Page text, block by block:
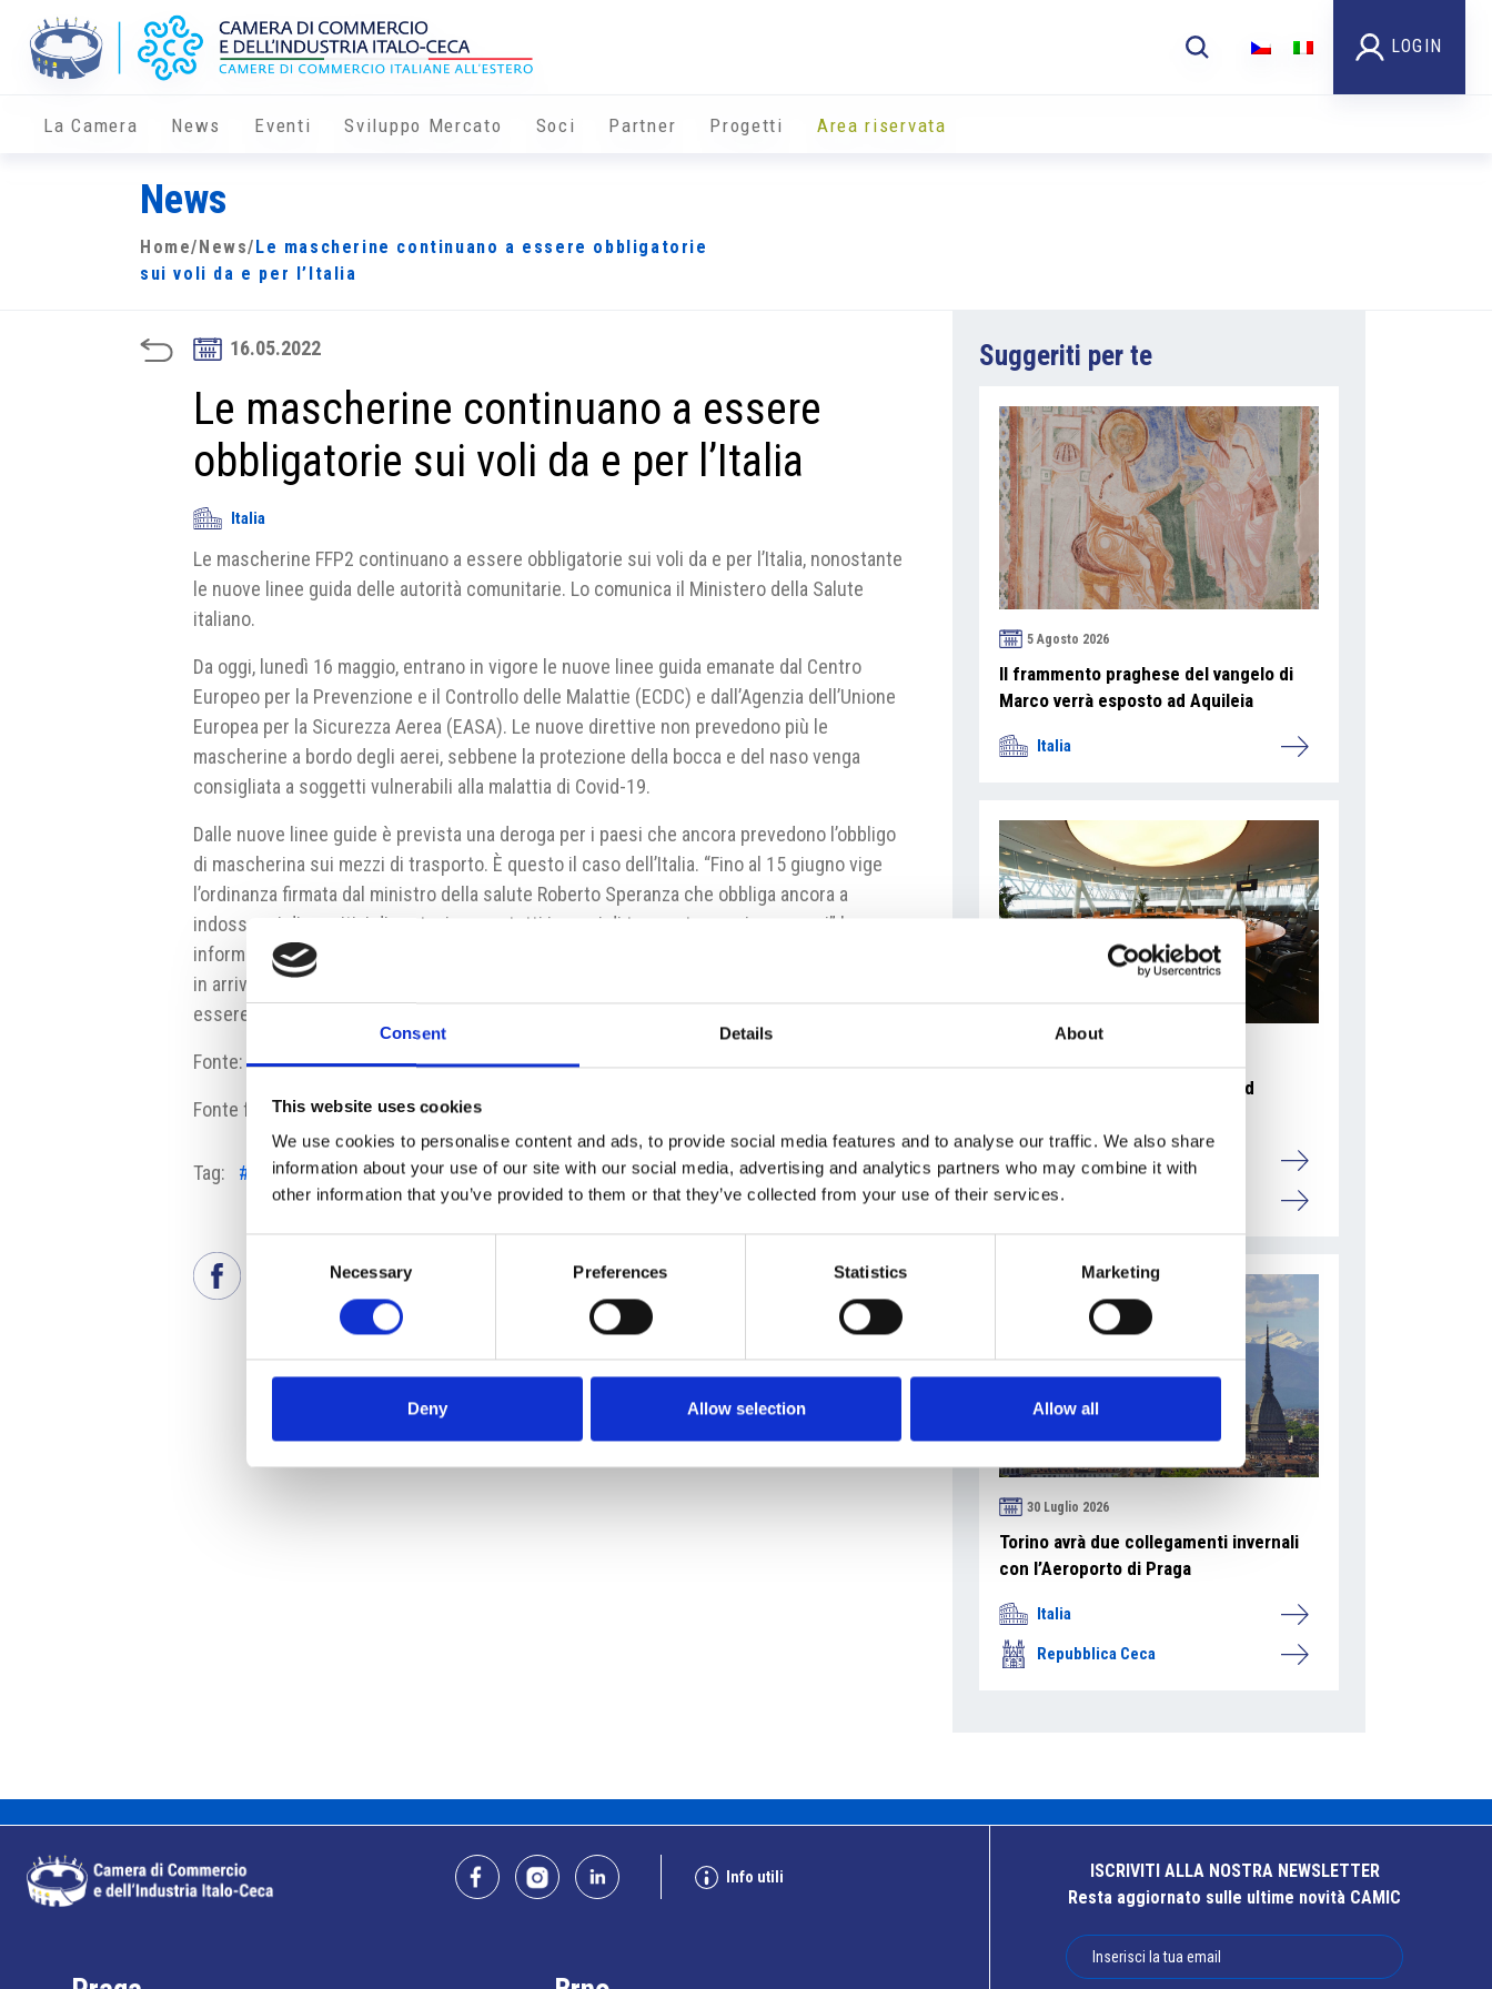
Consent Details About
This website uses cookies
We use cookies to personalise content and ads, to provide social media features and to analyse our traffic. We also share
information about your use of our site with our social media, advertising and analytics partners who may combine it with
other information that you’ve provided to them or that they’ve collected from your use of their services.
Necessary Preferences Statistics Marketing
Deny Allow selection Allow all
LOGIN
La Camera News Eventi Sviluppo Mercato Soci Partner Progetti Area riservata
News
Home/ News/ Le mascherine continuano a essere obbligatorie
sui voli da e per l’Italia
16.05.2022
Le mascherine continuano a essere
obbligatorie sui voli da e per l’Italia
Italia
Le mascherine FFP2 continuano a essere obbligatorie sui voli da e per l’Italia, nonostante
le nuove linee guida delle autorità comunitarie. Lo comunica il Ministero della Salute
italiano.
Da oggi, lunedì 16 maggio, entrano in vigore le nuove linee guida emanate dal Centro
Europeo per la Prevenzione e il Controllo delle Malattie (ECDC) e dall’Agenzia dell’Unione
Europea per la Sicurezza Aerea (EASA). Le nuove direttive non prevedono più le
mascherine a bordo degli aerei, sebbene la protezione della bocca e del naso venga
consigliata a soggetti vulnerabili alla malattia di Covid-19.
Dalle nuove linee guide è prevista una deroga per i paesi che ancora prevedono l’obbligo
di mascherina sui mezzi di trasporto. È questo il caso dell’Italia. “Fino al 15 giugno vige
l’ordinanza firmata dal ministro della salute Roberto Speranza che obbliga ancora a
indossare i dispositivi di protezione su tutti i mezzi di trasporto, aerei compresi” ha
informato il dicastero della salute, secondo cui l’obbligo vale per i voli in partenza e anche
in arrivo in Italia. Secondo le informazioni riportate dalla stampa l’obbligo non dovrebbe
essere esteso oltre la data del 15 giugno.
Fonte:www.rainews.it
Fonte fotografia: adr.it
Tag: #aereo #mascherine FFP2
Suggeriti per te
5 Agosto 2026
Il frammento praghese del vangelo di
Marco verrà esposto ad Aquileia
Italia
L’industriale ceco Michal Strnad
Camic e Soci
Italia
30 Luglio 2026
Torino avrà due collegamenti invernali
con l’Aeroporto di Praga
Italia
Repubblica Ceca
Info utili
ISCRIVITI ALLA NOSTRA NEWSLETTER
Resta aggiornato sulle ultime novità CAMIC